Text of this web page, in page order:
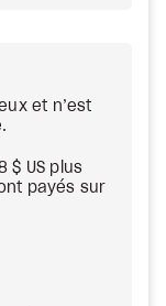
et n’est
$ US plus
payés sur